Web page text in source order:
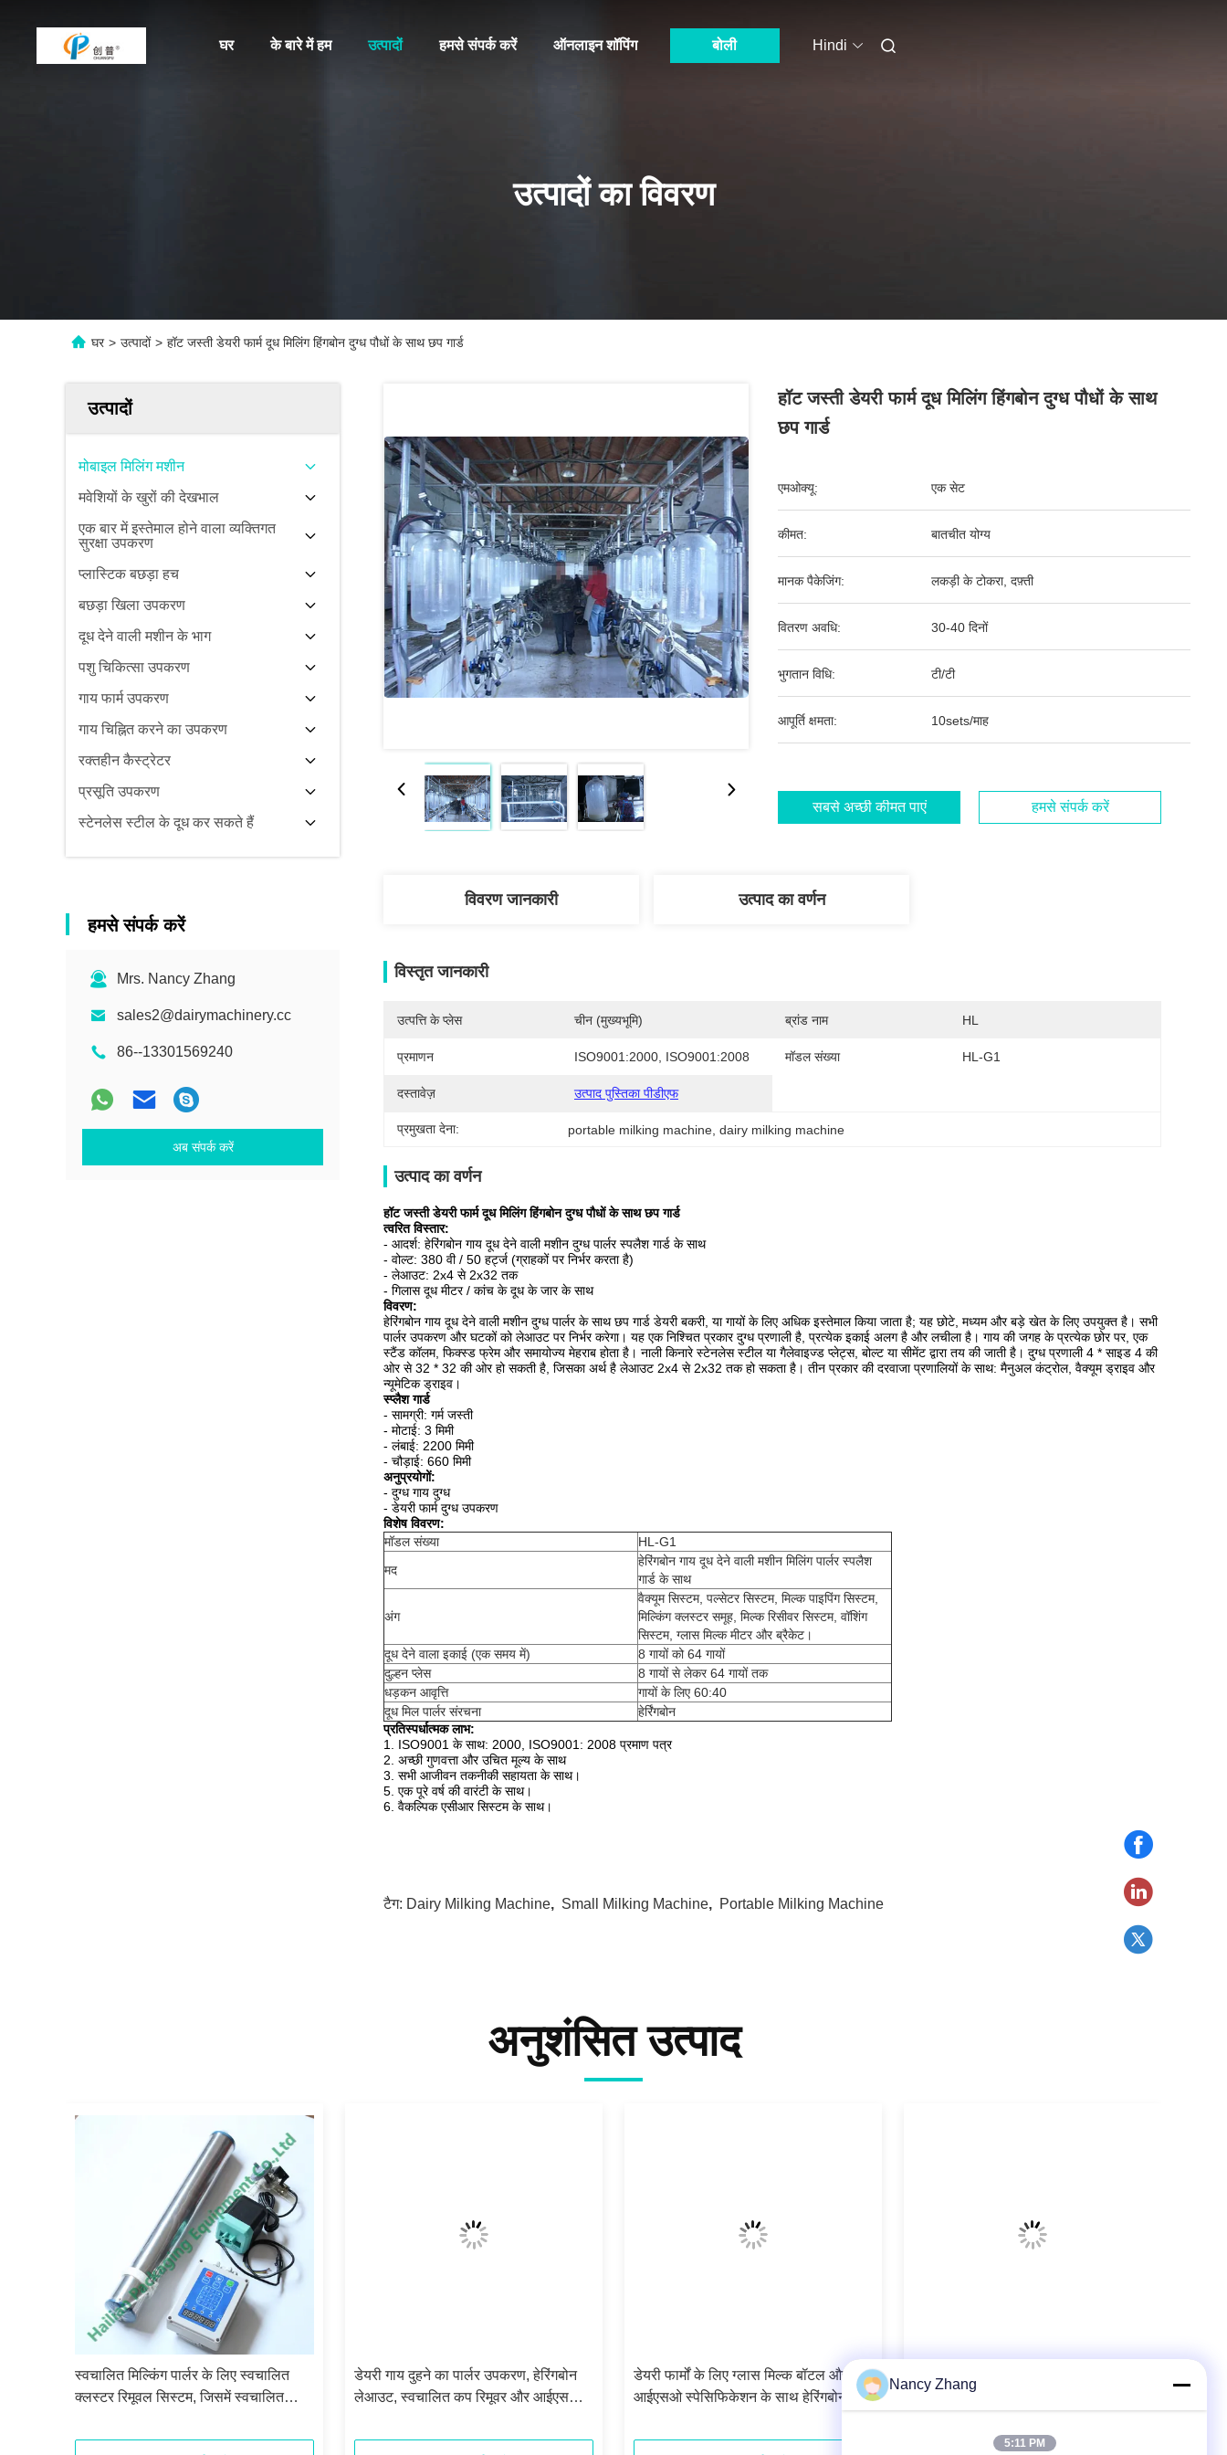
घर के बारे में हम उत्पादों हमसे संपर्क करें ऑनलाइन शॉपिंग बोली Hindi
उत्पादों का विवरण
घर > उत्पादों > हॉट जस्ती डेयरी फार्म दूध मिलिंग हिंगबोन दुग्ध पौधों के साथ छप गार्ड
उत्पादों
मोबाइल मिलिंग मशीन
मवेशियों के खुरों की देखभाल
एक बार में इस्तेमाल होने वाला व्यक्तिगत
सुरक्षा उपकरण
प्लास्टिक बछड़ा हच
बछड़ा खिला उपकरण
दूध देने वाली मशीन के भाग
पशु चिकित्सा उपकरण
गाय फार्म उपकरण
गाय चिह्नित करने का उपकरण
रक्तहीन कैस्ट्रेटर
प्रसूति उपकरण
स्टेनलेस स्टील के दूध कर सकते हैं
हमसे संपर्क करें
Mrs. Nancy Zhang
sales2@dairymachinery.cc
86--13301569240
अब संपर्क करें
हॉट जस्ती डेयरी फार्म दूध मिलिंग हिंगबोन दुग्ध पौधों के साथ
छप गार्ड
एमओक्यू: एक सेट
कीमत: बातचीत योग्य
मानक पैकेजिंग: लकड़ी के टोकरा, दफ़्ती
वितरण अवधि: 30-40 दिनों
भुगतान विधि: टी/टी
आपूर्ति क्षमता: 10sets/माह
सबसे अच्छी कीमत पाएं हमसे संपर्क करें
विवरण जानकारी उत्पाद का वर्णन
विस्तृत जानकारी
उत्पत्ति के प्लेस चीन (मुख्यभूमि) ब्रांड नाम HL
प्रमाणन ISO9001:2000, ISO9001:2008 मॉडल संख्या HL-G1
दस्तावेज़ उत्पाद पुस्तिका पीडीएफ
प्रमुखता देना: portable milking machine , dairy milking machine
उत्पाद का वर्णन
हॉट जस्ती डेयरी फार्म दूध मिलिंग हिंगबोन दुग्ध पौधों के साथ छप गार्ड
त्वरित विस्तार:
- आदर्श: हेरिंगबोन गाय दूध देने वाली मशीन दुग्ध पार्लर स्पलैश गार्ड के साथ
- वोल्ट: 380 वी / 50 हर्ट्ज (ग्राहकों पर निर्भर करता है)
- लेआउट: 2x4 से 2x32 तक
- गिलास दूध मीटर / कांच के दूध के जार के साथ
विवरण:
हेरिंगबोन गाय दूध देने वाली मशीन दुग्ध पार्लर के साथ छप गार्ड डेयरी बकरी, या गायों के लिए अधिक इस्तेमाल किया जाता है; यह छोटे, मध्यम और बड़े खेत के लिए उपयुक्त है। सभी
पार्लर उपकरण और घटकों को लेआउट पर निर्भर करेगा। यह एक निश्चित प्रकार दुग्ध प्रणाली है, प्रत्येक इकाई अलग है और लचीला है। गाय की जगह के प्रत्येक छोर पर, एक
स्टैंड कॉलम, फिक्स्ड फ्रेम और समायोज्य मेहराब होता है। नाली किनारे स्टेनलेस स्टील या गैलेवाइज्ड प्लेट्स, बोल्ट या सीमेंट द्वारा तय की जाती है। दुग्ध प्रणाली 4 * साइड 4 की
ओर से 32 * 32 की ओर हो सकती है, जिसका अर्थ है लेआउट 2x4 से 2x32 तक हो सकता है। तीन प्रकार की दरवाजा प्रणालियों के साथ: मैनुअल कंट्रोल, वैक्यूम ड्राइव और
न्यूमेटिक ड्राइव।
स्प्लैश गार्ड
- सामग्री: गर्म जस्ती
- मोटाई: 3 मिमी
- लंबाई: 2200 मिमी
- चौड़ाई: 660 मिमी
अनुप्रयोगों:
- दुग्ध गाय दुग्ध
- डेयरी फार्म दुग्ध उपकरण
विशेष विवरण:
मॉडल संख्या
HL-G1
मद
हेरिंगबोन गाय दूध देने वाली मशीन मिलिंग पार्लर स्पलैश
गार्ड के साथ
अंग
वैक्यूम सिस्टम, पल्सेटर सिस्टम, मिल्क पाइपिंग सिस्टम,
मिल्किंग क्लस्टर समूह, मिल्क रिसीवर सिस्टम, वॉशिंग
सिस्टम, ग्लास मिल्क मीटर और ब्रैकेट।
दूध देने वाला इकाई (एक समय में)
8 गायों को 64 गायों
दुल्हन प्लेस
8 गायों से लेकर 64 गायों तक
धड़कन आवृत्ति
गायों के लिए 60:40
दूध मिल पार्लर संरचना
हेर्रिंगबोन
प्रतिस्पर्धात्मक लाभ:
1. ISO9001 के साथ: 2000, ISO9001: 2008 प्रमाण पत्र
2. अच्छी गुणवत्ता और उचित मूल्य के साथ
3. सभी आजीवन तकनीकी सहायता के साथ।
5. एक पूरे वर्ष की वारंटी के साथ।
6. वैकल्पिक एसीआर सिस्टम के साथ।
टैग: Dairy Milking Machine, Small Milking Machine, Portable Milking Machine
अनुशंसित उत्पाद
स्वचालित मिल्किंग पार्लर के लिए स्वचालित
क्लस्टर रिमूवल सिस्टम, जिसमें स्वचालित
नेट मिल्क फंक्शन शामिल हैं
डेयरी गाय दुहने का पार्लर उपकरण, हेरिंगबोन
लेआउट, स्वचालित कप रिमूवर और आईएसओ
डेयरी फार्मों के लिए ग्लास मिल्क बॉटल और
आईएसओ स्पेसिफिकेशन के साथ हेरिंगबोन
दुग्ध फार्मों के लिए दूध प्रवाह मीटर के साथ
आईएसओ प्रमाणित हेरिंगबोन मिल्किंग सैलून
Nancy Zhang
5:11 PM